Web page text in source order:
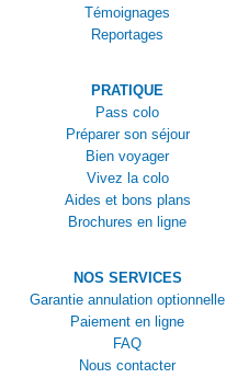
Témoignages
Reportages
PRATIQUE
Pass colo
Préparer son séjour
Bien voyager
Vivez la colo
Aides et bons plans
Brochures en ligne
NOS SERVICES
Garantie annulation optionnelle
Paiement en ligne
FAQ
Nous contacter